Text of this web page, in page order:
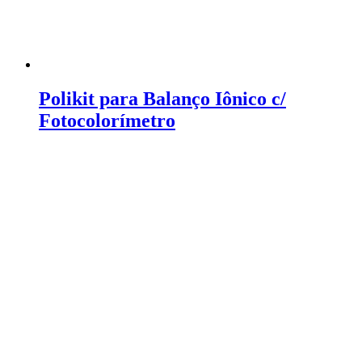
Polikit para Balanço Iônico c/
Fotocolorímetro